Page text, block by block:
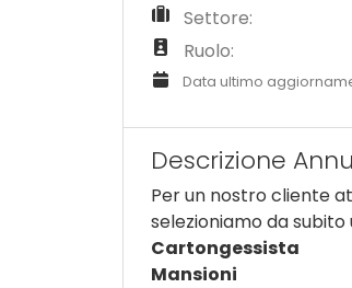
Settore:
Ruolo:
Data ultimo
Descrizione
Per un nostro cliente
selezioniamo da subito
Cartongessista
Mansioni